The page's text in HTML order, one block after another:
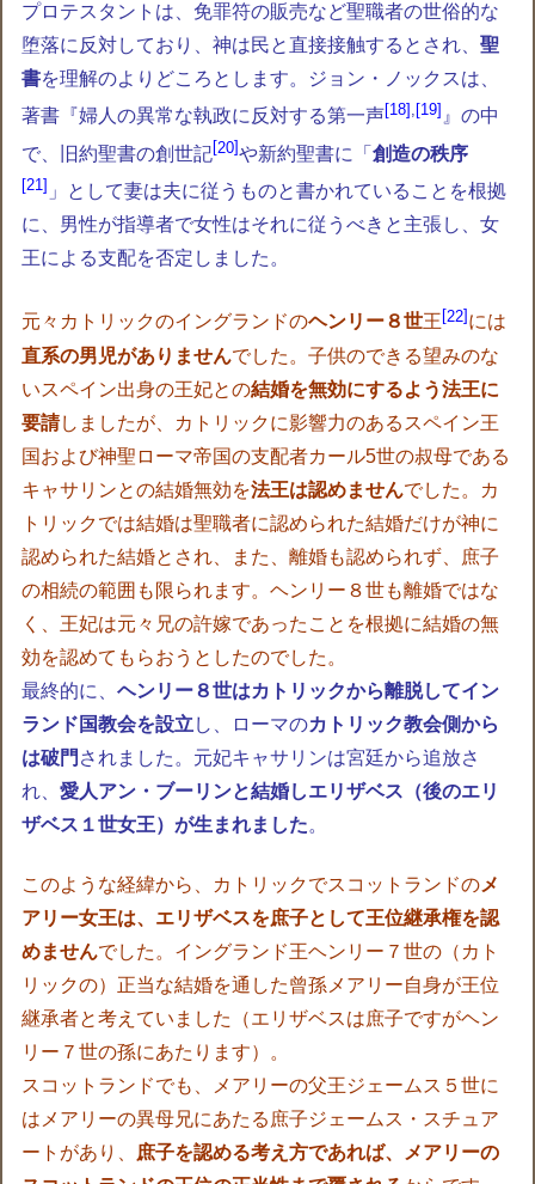
プロテスタントは、免罪符の販売など聖職者の世俗的な
堕落に反対しており、神は民と直接接触するとされ、聖
書を理解のよりどころとします。ジョン・ノックスは、
著書『婦人の異常な執政に反対する第一声 18 , 19 』の中
で、旧約聖書の創世記 20 や新約聖書に「創造の秩序
21
」として妻は夫に従うものと書かれていることを根拠
に、男性が指導者で女性はそれに従うべきと主張し、女
王による支配を否定しました。
元々カトリックのイングランドのヘンリー８世王 22 には
直系の男児がありませんでした。子供のできる望みのな
いスペイン出身の王妃との結婚を無効にするよう法王に
要請しましたが、カトリックに影響力のある スペイン王
国および神聖ローマ帝国の支配者カール5世の叔母である
キャサリンとの結婚無効を法王は認めませんでした。カ
トリックでは結婚は聖職者に認められた結婚だけが神に
認められた結婚とされ、また、離婚も認められず、庶子
の相続の範囲も限られます。ヘンリー８世も離婚ではな
く、王妃は元々兄の許嫁であったことを根拠に結婚の無
効を認めてもらおうとしたのでした。
最終的に、ヘンリー８世はカトリックから離脱してイン
ランド国教会を設立 し、ローマのカトリック教会側から
は破門 されました。元妃キャサリンは宮廷から追放さ
れ、愛人アン・ブーリンと結婚しエリザベス（後のエリ
ザベス１世女王）が生まれました。
このような経緯から、カトリックでスコットランドのメ
アリー女王は、エリザベスを庶子として王位継承権を認
めませんでした。イングランド王ヘンリー７世の（カト
リックの）正当な結婚を通した曾孫メアリー自身が王位
継承者と考えていました（エリザベスは庶子ですがヘン
リー７世の孫にあたります）。
スコットランドでも、メアリーの父王ジェームス５世に
はメアリーの異母兄にあたる庶子ジェームス・スチュア
ートがあり、
庶子を認める考え方であれば、メアリーの